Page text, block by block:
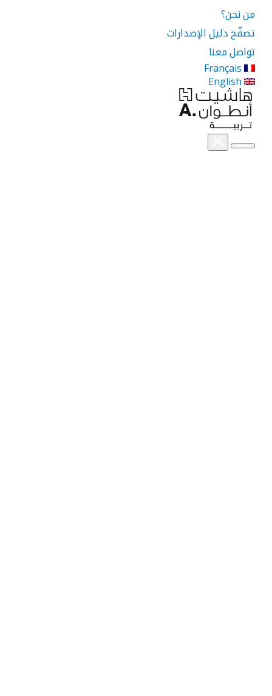
من نحن؟
تصفّح دليل الإصدارات
تواصل معنا
Français
English